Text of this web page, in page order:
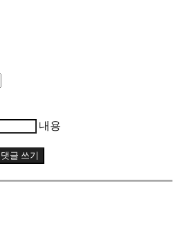
내용
댓글 쓰기